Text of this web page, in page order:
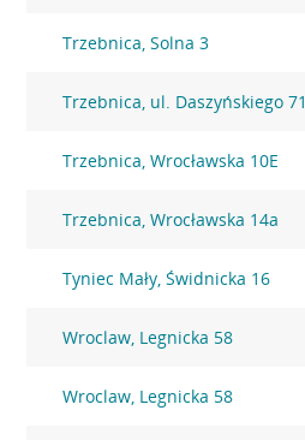
Trzebnica, Solna 3
Trzebnica, ul. Daszyńskiego 71
Trzebnica, Wrocławska 10E
Trzebnica, Wrocławska 14a
Tyniec Mały, Świdnicka 16
Wroclaw, Legnicka 58
Wroclaw, Legnicka 58